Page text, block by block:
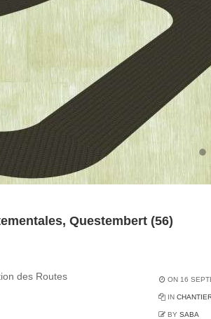
Questembert (56)
des Routes
ON 16
IN
BY SABA